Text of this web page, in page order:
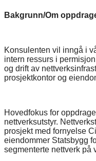
Bakgrunn/Om
Konsulenten vil inngå i
intern ressurs i
og drift av
prosjektkontor og
Hovedfokus for
nettverksutstyr.
prosjekt med fornyelse
eiendommer Statsbygg
segmenterte nettverk på